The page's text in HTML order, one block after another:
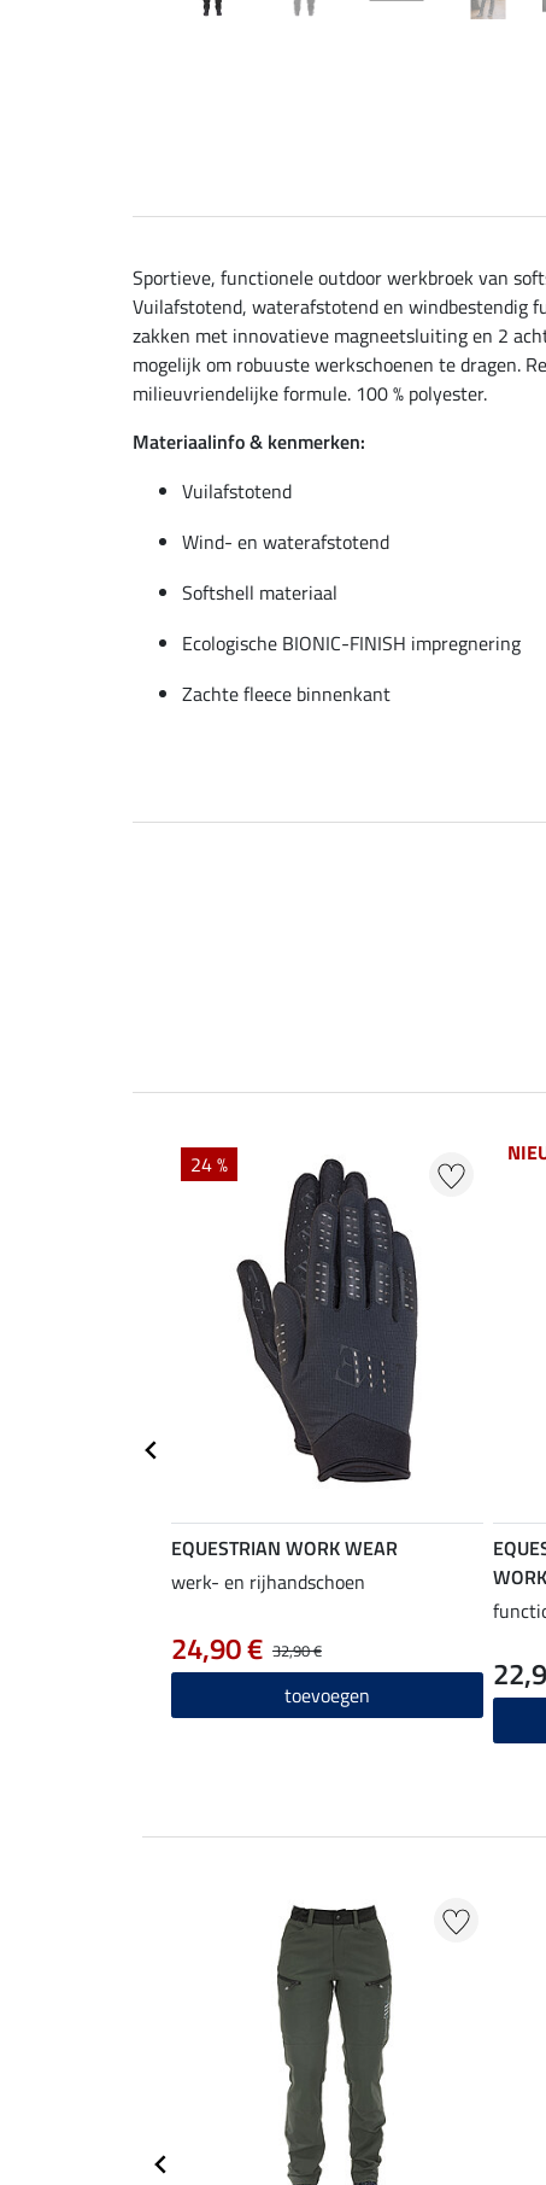
Sportieve, functionele outdoor werkbroek van
Vuilafstotend, waterafstotend en windbestendig
zakken met innovatieve magneetsluiting en 2
mogelijk om robuuste werkschoenen te dragen.
milieuvriendelijke formule. 100 % polyester.
Materiaalinfo & kenmerken:
Vuilafstotend
Wind- en waterafstotend
Softshell materiaal
Ecologische BIONIC-FINISH impregnering
Zachte fleece binnenkant
24 %
EQUESTRIAN WORK WEAR
werk- en rijhandschoen
32,90 €
24,90 €
toevoegen